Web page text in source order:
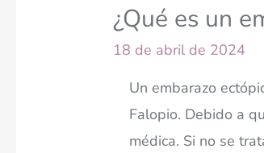
¿Qué es un
18 de abril de 2024
Un embarazo
Falopio. Debido a
médica. Si no se